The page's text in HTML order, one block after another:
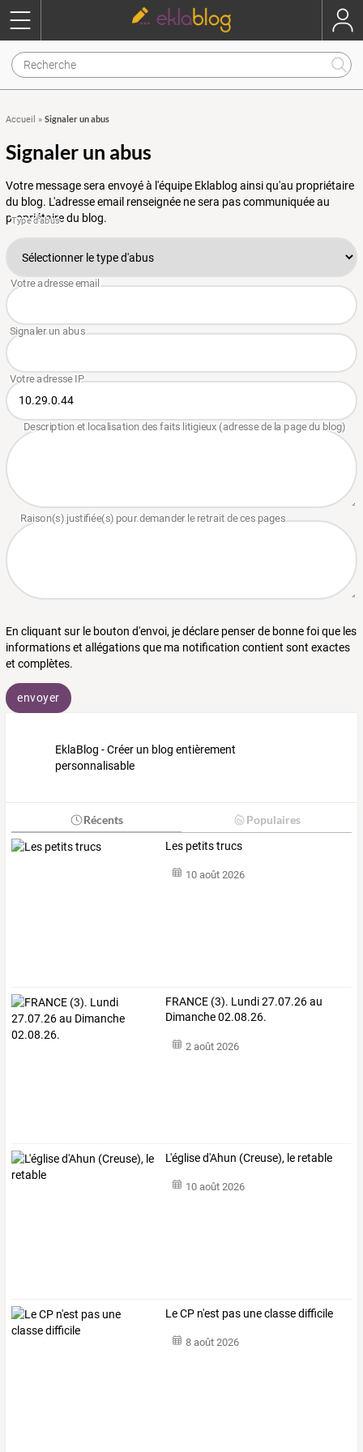
Accueil » Signaler un abus
Signaler un abus
Votre message sera envoyé à l'équipe Eklablog ainsi qu'au propriétaire
du blog. L'adresse email renseignée ne sera pas communiquée au
propriétaire du blog.
En cliquant sur le bouton d'envoi, je déclare penser de bonne foi que les
informations et allégations que ma notification contient sont exactes
et complètes.
envoyer
EklaBlog - Créer un blog entièrement
personnalisable
Récents Populaires
Les petits trucs
10 août 2026
FRANCE (3). Lundi 27.07.26 au
Dimanche 02.08.26.
2 août 2026
L'église d'Ahun (Creuse), le retable
10 août 2026
Le CP n'est pas une classe difficile
8 août 2026